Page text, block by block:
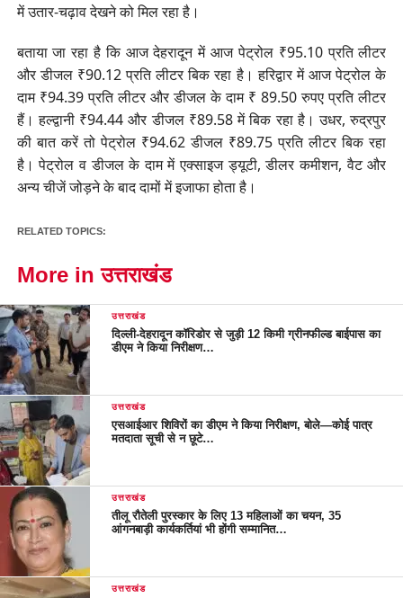
में उतार-चढ़ाव देखने को मिल रहा है।
बताया जा रहा है कि आज देहरादून में आज पेट्रोल ₹95.10 प्रति लीटर
और डीजल ₹90.12 प्रति लीटर बिक रहा है। हरिद्वार में आज पेट्रोल के
दाम ₹94.39 प्रति लीटर और डीजल के दाम ₹ 89.50 रुपए प्रति लीटर
हैं। हल्द्वानी ₹94.44 और डीजल ₹89.58 में बिक रहा है। उधर, रुद्रपुर
की बात करें तो पेट्रोल ₹94.62 डीजल ₹89.75 प्रति लीटर बिक रहा
है। पेट्रोल व डीजल के दाम में एक्साइज ड्यूटी, डीलर कमीशन, वैट और
अन्य चीजें जोड़ने के बाद दामों में इजाफा होता है।
RELATED TOPICS:
More in उत्तराखंड
उत्तराखंड
दिल्ली-देहरादून कॉरिडोर से जुड़ी 12 किमी ग्रीनफील्ड बाईपास का
डीएम ने किया निरीक्षण…
उत्तराखंड
एसआईआर शिविरों का डीएम ने किया निरीक्षण, बोले—कोई पात्र
मतदाता सूची से न छूटे…
उत्तराखंड
तीलू रौतेली पुरस्कार के लिए 13 महिलाओं का चयन, 35
आंगनबाड़ी कार्यकर्तियां भी होंगी सम्मानित…
उत्तराखंड